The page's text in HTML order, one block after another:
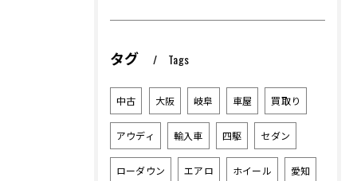
タグ Tags
中古 大阪 岐阜 車屋 買取り
アウディ 輸入車 四駆 セダン
ローダウン エアロ ホイール 愛知